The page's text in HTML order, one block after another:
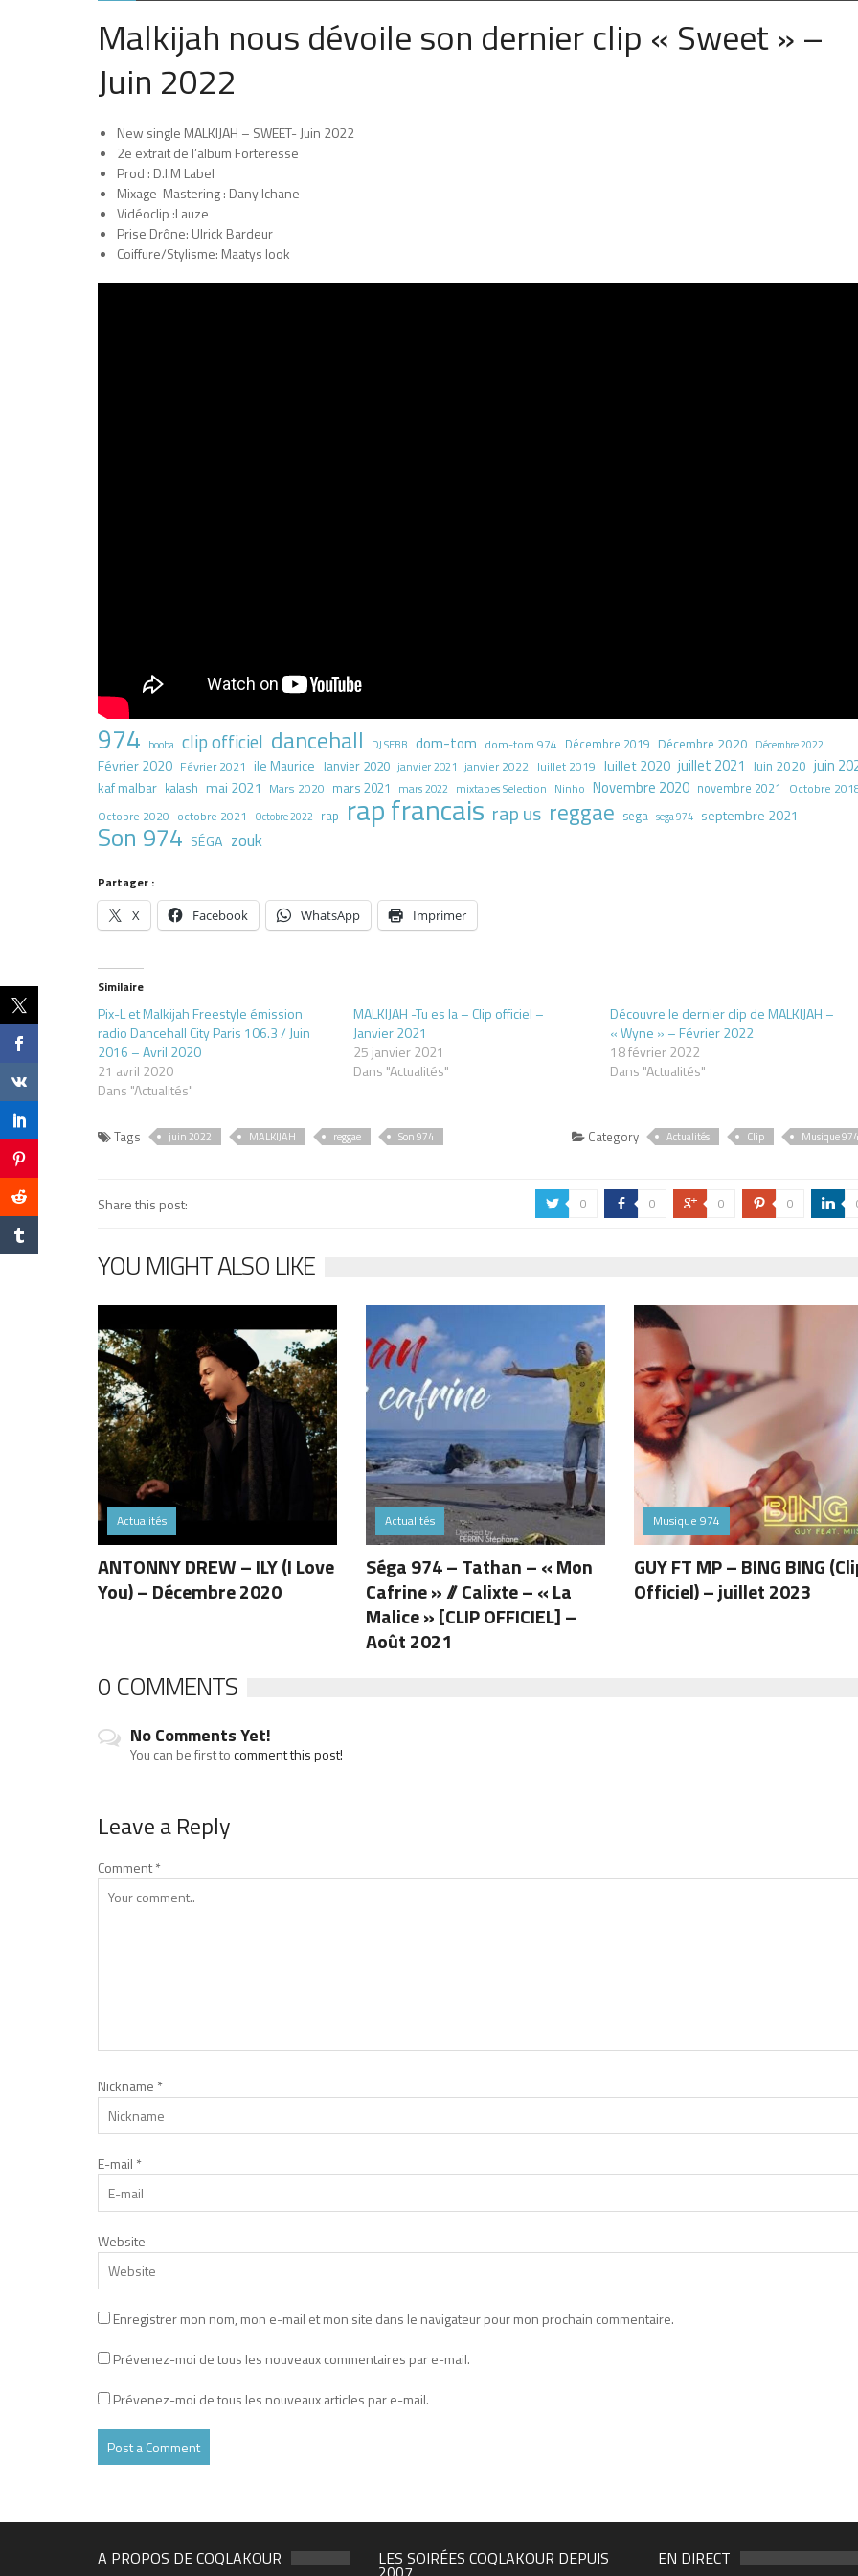
Malkijah nous dévoile son dernier clip « Sweet » –
Juin 2022
New single MALKIJAH – SWEET- Juin 2022
2e extrait de l’album Forteresse
Prod : D.I.M Label
Mixage-Mastering : Dany Ichane
Vidéoclip :Lauze
Prise Drône: Ulrick Bardeur
Coiffure/Stylisme: Maatys look
974 booba clip officiel dancehall DJ SEBB dom-tom dom-tom 974 Décembre 2019 Décembre 2020 Décembre 2022
Février 2020 Février 2021 ile Maurice Janvier 2020 janvier 2021 janvier 2022 Juillet 2019 Juillet 2020 juillet 2021 Juin 2020 juin
kaf malbar kalash mai 2021 Mars 2020 mars 2021 mars 2022 mixtapes Selection Ninho Novembre 2020 novembre 2021 Octobre
Octobre 2020 octobre 2021 Octobre 2022 rap rap francais rap us reggae sega sega 974 septembre 2021
Son 974 SÉGA zouk
Partager :
X Facebook WhatsApp Imprimer
Similaire
Pix-L et Malkijah Freestyle émission
radio Dancehall City Paris 106.3 / Juin
2016 – Avril 2020
21 avril 2020
Dans "Actualités"
MALKIJAH -Tu es la – Clip officiel –
Janvier 2021
25 janvier 2021
Dans "Actualités"
Découvre le dernier clip de MALKIJAH –
« Wyne » – Février 2022
18 février 2022
Dans "Actualités"
Tags juin 2022 MALKIJAH reggae Son 974 Category Actualités Clip Musique
Share this post: a 0 b 0 c 0 d 0 j
YOU MIGHT ALSO LIKE
Actualités
ANTONNY DREW – ILY (I Love
You) – Décembre 2020
Actualités
Séga 974 – Tathan – « Mon
Cafrine » // Calixte – « La
Malice » [CLIP OFFICIEL] –
Août 2021
Musique 974
GUY FT MP – BING BING
Officiel) – juillet 2023
0 COMMENTS
No Comments Yet!
You can be first tocomment this post!
Leave a Reply
Comment*
Nickname *
E-mail *
Website
Enregistrer mon nom, mon e-mail et mon site dans le navigateur pour mon prochain commentaire.
Prévenez-moi de tous les nouveaux commentaires par e-mail.
Prévenez-moi de tous les nouveaux articles par e-mail.
A PROPOS DE COQLAKOUR LES SOIRÉES COQLAKOUR DEPUIS EN DIRECT